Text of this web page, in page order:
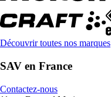
Découvrir toutes nos marques
SAV en France
Contactez-nous